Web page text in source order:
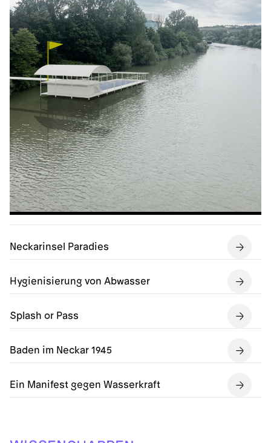
Neckarinsel Paradies
Hygienisierung von Abwasser
Splash or Pass
Baden im Neckar 1945
Ein Manifest gegen Wasserkraft